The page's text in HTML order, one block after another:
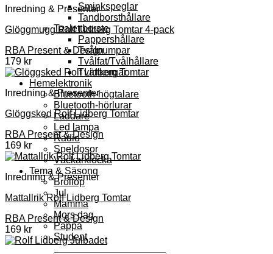
Sminkspeglar
Tandborsthållare
Toalettborste
Pappershållare
Tvålpumpar
Tvålfat/Tvålhållare
Tvättkorgar
Hemelektronik
Bluetooth-högtalare
Bluetooth-hörlurar
Laddare
Led lampa
Radio
Speldosor
Väckarklocka
Tema & Säsong
Bröllop
Jul
Mamma
Mors dag
Pappa
Student
Inredning & Presenter
Glöggmugg Rolf Lidberg Tomtar 4-pack
RBA Present & Design
179 kr
Inredning & Presenter
Glöggsked Rolf Lidberg Tomtar
RBA Present & Design
169 kr
Inredning & Presenter
Mattallrik Rolf Lidberg Tomtar
RBA Present & Design
169 kr